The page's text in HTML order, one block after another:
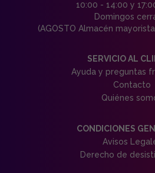
10:00 - 14:00 y
Domingos
(AGOSTO Almacén
SERVICIO AL
Ayuda y preguntas
Contacto
Quiénes
CONDICIONES
Avisos
Derecho de